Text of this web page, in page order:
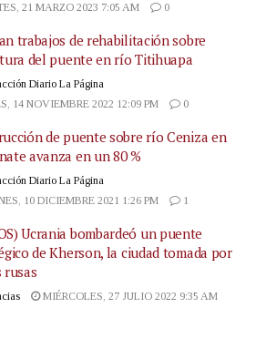
21 MARZO 2023 7:05 AM
0
trabajos de rehabilitación sobre
del puente en río Titihuapa
Diario La Página
14 NOVIEMBRE 2022 12:09 PM
0
de puente sobre río Ceniza en
avanza en un 80 %
Diario La Página
10 DICIEMBRE 2021 1:26 PM
1
Ucrania bombardeó un puente
de Kherson, la ciudad tomada por
MIÉRCOLES, 27 JULIO 2022 9:35 AM